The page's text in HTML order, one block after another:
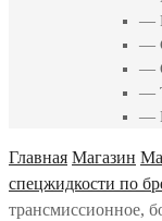
—
—
—
—
—
Главная Магазин
спецжидкости по
трансмиссионное,